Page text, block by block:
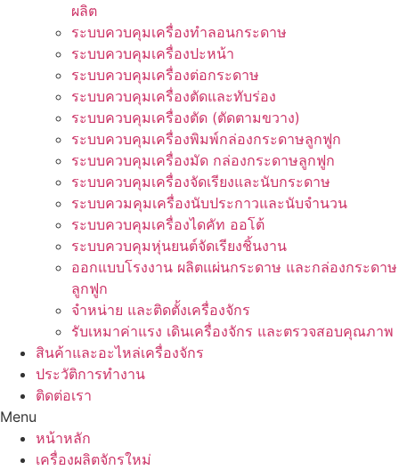
ผลิต
ระบบควบคุมเครื่องทำลอนกระดาษ
ระบบควบคุมเครื่องปะหน้า
ระบบควบคุมเครื่องต่อกระดาษ
ระบบควบคุมเครื่องตัดและทับร่อง
ระบบควบคุมเครื่องตัด (ตัดตามขวาง)
ระบบควบคุมเครื่องพิมพ์กล่องกระดาษลูกฟูก
ระบบควบคุมเครื่องมัด กล่องกระดาษลูกฟูก
ระบบควบคุมเครื่องจัดเรียงและนับกระดาษ
ระบบควมคุมเครื่องนับประกาวและนับจำนวน
ระบบควบคุมเครื่องไดคัท ออโต้
ระบบควบคุมหุ่นยนต์จัดเรียงชิ้นงาน
ออกแบบโรงงาน ผลิตแผ่นกระดาษ และกล่องกระดาษ
ลูกฟูก
จำหน่าย และติดตั้งเครื่องจักร
รับเหมาค่าแรง เดินเครื่องจักร และตรวจสอบคุณภาพ
สินค้าและอะไหล่เครื่องจักร
ประวัติการทำงาน
ติดต่อเรา
Menu
หน้าหลัก
เครื่องผลิตจักรใหม่